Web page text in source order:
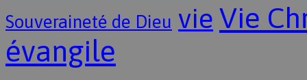
Souveraineté de Dieu vie Vie
évangile